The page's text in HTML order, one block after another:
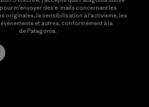
m’envoyer des e-mails concernant les
originales, la sensibilisation à l’activisme, les
et autres, conformément à la
de Patagonia.